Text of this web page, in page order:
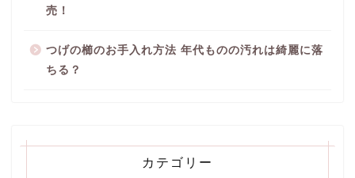
売！
つげの櫛のお手入れ方法 年代ものの汚れは綺麗に落
ちる？
カテゴリー